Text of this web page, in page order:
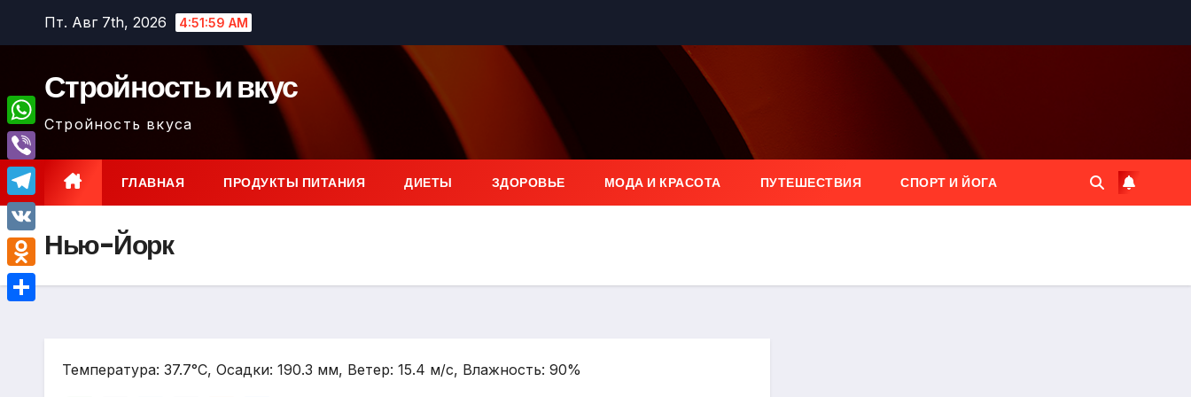
Перейти
Пт. Авг 7th, 2026 4:52:00 AM
Стройность и вкус
Стройность вкуса
ГЛАВНАЯ ПРОДУКТЫ ПИТАНИЯ ДИЕТЫ ЗДОРОВЬЕ МОДА И КРАСОТА ПУТЕШЕСТВИЯ СПОРТ И ЙОГА
Нью-Йорк
Температура: 37.7°C, Осадки: 190.3 мм, Ветер: 15.4 м/с, Влажность: 90%
W
h
a
t
A
V
i
b
e
T
e
l
e
V
K
O